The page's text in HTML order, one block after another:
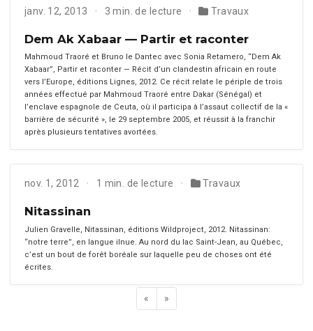
janv. 12, 2013 3 min. de lecture Travaux
Dem Ak Xabaar — Partir et raconter
Mah­moud Tra­oré et Bruno le Dan­tec avec Sonia Retamero, “Dem Ak
Xabaar”, Par­tir et racon­ter — Réc­it d’un clan­des­tin africain en route
vers l’Eu­rope, édi­tions Lignes, 2012. Ce réc­it relate le périple de trois
années effec­tué par Mah­moud Tra­oré entre Dakar (Séné­gal) et
l’enclave espag­nole de Ceu­ta, où il par­tic­i­pa à l’assaut col­lec­tif de la «
bar­rière de sécu­rité », le 29 sep­tem­bre 2005, et réus­sit à la franchir
après plusieurs ten­ta­tives avortées.
nov. 1, 2012 1 min. de lecture Travaux
Nitassinan
Julien Grav­elle, Nitassi­nan, édi­tions Wild­pro­ject, 2012. Nitassi­nan:
“notre terre”, en langue ilnue. Au nord du lac Saint-Jean, au Québec,
c’est un bout de forêt boréale sur laque­lle peu de choses ont été
écrites.
« »